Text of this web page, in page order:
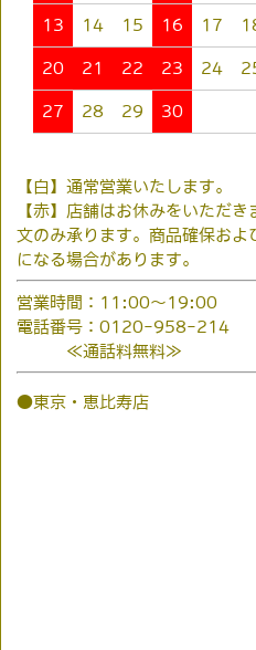
13 14 15 16 17
20 21 22 23 24
27 28 29 30
【白】通常営業いたします。
【赤】店舗はお休みをいただ
文のみ承ります。商品確保およ
になる場合があります。
営業時間：11:00～19:00
電話番号：0120-958-214
≪通話料無料≫
●東京・恵比寿店